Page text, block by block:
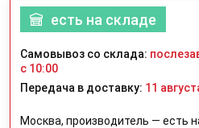
есть на складе
Самовывоз со склада:
с 10:00
Передача в доставку: 11
Москва, производитель — есть